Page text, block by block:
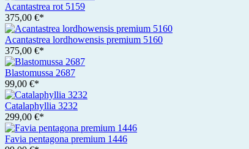
Acantastrea rot 5159
375,00 €*
Acantastrea lordhowensis premium 5160
375,00 €*
Blastomussa 2687
99,00 €*
Catalaphyllia 3232
299,00 €*
Favia pentagona premium 1446